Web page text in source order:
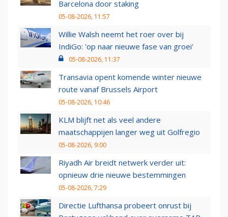
Barcelona door staking
05-08-2026, 11:57
Willie Walsh neemt het roer over bij
IndiGo: 'op naar nieuwe fase van groei'
05-08-2026, 11:37
Transavia opent komende winter nieuwe
route vanaf Brussels Airport
05-08-2026, 10:46
KLM blijft net als veel andere
maatschappijen langer weg uit Golfregio
05-08-2026, 9:00
Riyadh Air breidt netwerk verder uit:
opnieuw drie nieuwe bestemmingen
05-08-2026, 7:29
Directie Lufthansa probeert onrust bij